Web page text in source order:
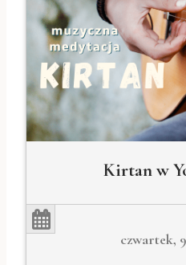
Kirtan w
czwartek,